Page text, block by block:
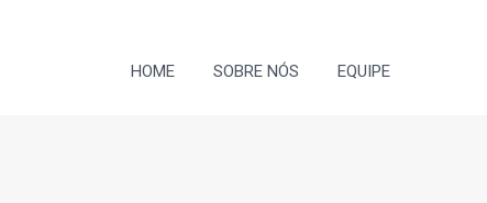
HOME SOBRE NÓS EQUIPE